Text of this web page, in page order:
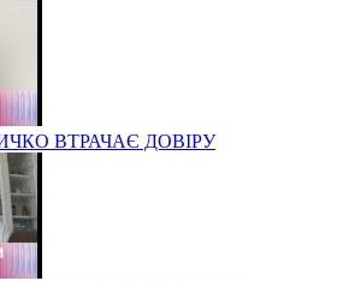
ВТРАЧАЄ ДОВІРУ